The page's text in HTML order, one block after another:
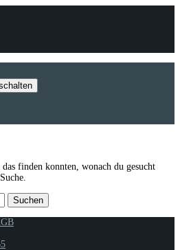
finden konnten, wonach du gesucht